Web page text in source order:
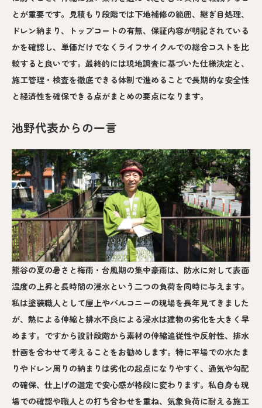
とが重要です。見積もり段階では下地補修の範囲、継ぎ目処理、
ドレン納まり、トップコートの有無、保証内容が明記されている
かを確認し、単価だけでなくライフサイクルでの総合コストを比
較すると良いです。最終的には現地調査に基づいた仕様決定と、
施工管理・検査を徹底できる体制で進めることで長期的な安全性
と経済性を確保できる点がまとめの要点になります。
池野代表からの一言
熊谷の夏の暑さと梅雨・台風期の集中豪雨は、防水に対して表面
温度の上昇と長時間の浸水という二つの負荷を同時に与えます。
私は塗装職人として屋上やバルコニーの現場を長年見てきました
が、熱による伸縮と排水不良による浸水は建物の劣化を大きく早
めます。ですから設計段階から素材の伸縮追従性や反射性、排水
計画を合わせて考えることをお勧めします。特に平場での水たま
りやドレン周りの納まりは劣化の起点になりやすく、通気や勾配
の確保、仕上げの選定で安心感が格段に変わります。私自身も現
場での確認や職人との打ち合わせを重ね、気象負荷に耐える施工